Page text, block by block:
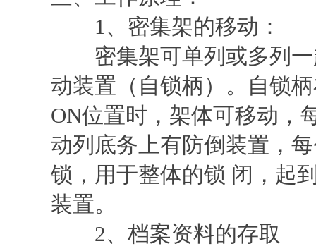
1、密集架的移动：
密集架可单列或多列一
动装置（自锁柄）。自锁
ON位置时，架体可移动，
动列底务上有防倒装置，
锁，用于整体的锁 闭，起
装置。
2、档案资料的存取